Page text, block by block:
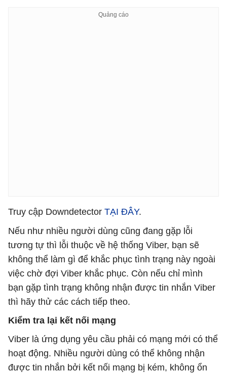
Truy cập Downdetector TẠI ĐÂY.
Nếu như nhiều người dùng cũng đang gặp lỗi
tương tự thì lỗi thuộc về hệ thống Viber, bạn sẽ
không thể làm gì để khắc phục tình trạng này ngoài
việc chờ đợi Viber khắc phục. Còn nếu chỉ mình
bạn gặp tình trạng không nhận được tin nhắn Viber
thì hãy thử các cách tiếp theo.
Kiểm tra lại kết nối mạng
Viber là ứng dụng yêu cầu phải có mạng mới có thể
hoạt động. Nhiều người dùng có thể không nhận
được tin nhắn bởi kết nối mạng bị kém, không ổn